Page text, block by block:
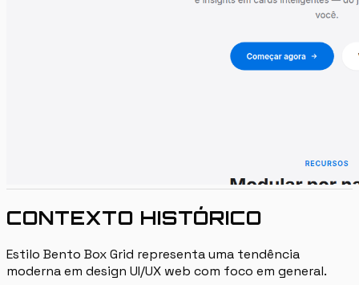
CONTEXTO HISTÓRICO
Estilo Bento Box Grid representa uma tendência
moderna em design UI/UX web com foco em general.